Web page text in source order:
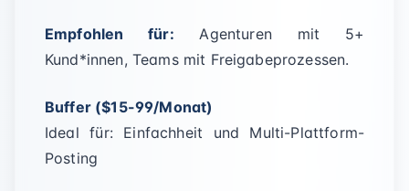
Empfohlen für: Agenturen mit 5+
Kund*innen, Teams mit Freigabeprozessen.
Buffer ($15-99/Monat)
Ideal für: Einfachheit und Multi-Plattform-
Posting